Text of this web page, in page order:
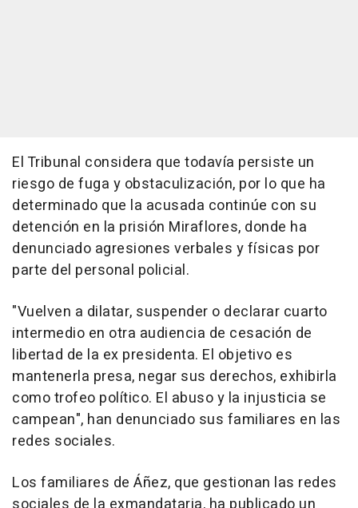
El Tribunal considera que todavía persiste un
riesgo de fuga y obstaculización, por lo que ha
determinado que la acusada continúe con su
detención en la prisión Miraflores, donde ha
denunciado agresiones verbales y físicas por
parte del personal policial.
"Vuelven a dilatar, suspender o declarar cuarto
intermedio en otra audiencia de cesación de
libertad de la ex presidenta. El objetivo es
mantenerla presa, negar sus derechos, exhibirla
como trofeo político. El abuso y la injusticia se
campean", han denunciado sus familiares en las
redes sociales.
Los familiares de Áñez, que gestionan las redes